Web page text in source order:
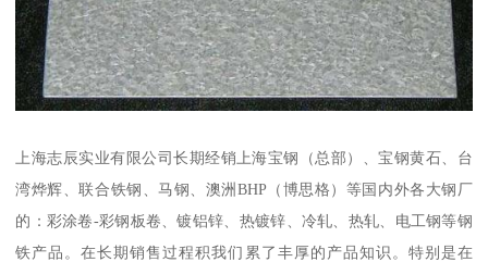
上海志辰实业有限公司长期经销上海宝钢（总部）、宝钢黄石、台
湾烨辉、联合铁钢、马钢、澳洲BHP（博思格）等国内外各大钢厂
的：彩涂卷-彩钢板卷、镀铝锌、热镀锌、冷轧、热轧、电工钢等钢
铁产品。在长期销售过程积我们累了丰厚的产品知识。特别是在